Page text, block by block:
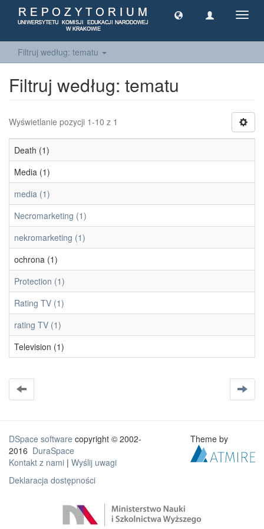
Filtruj według: tematu
Filtruj według: tematu
Wyświetlanie pozycji 1-10 z 1
Death (1)
Media (1)
media (1)
Necromarketing (1)
nekromarketing (1)
ochrona (1)
Protection (1)
Rating TV (1)
rating TV (1)
Television (1)
DSpace software copyright © 2002-
2016 DuraSpace
Kontakt z nami | Wyślij uwagi
Deklaracja dostępności
Theme by